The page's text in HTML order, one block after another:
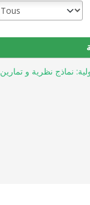
نماذج نظرية و تمارين